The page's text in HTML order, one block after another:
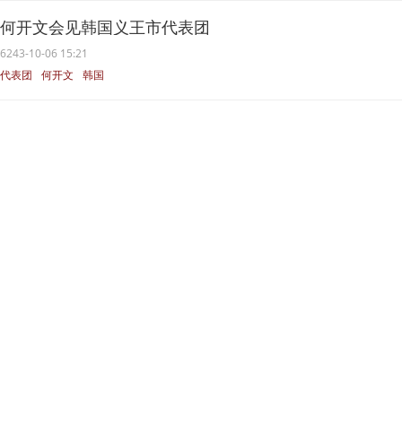
何开文会见韩国义王市代表团
6243-10-06 15:21
代表团
何开文 韩国